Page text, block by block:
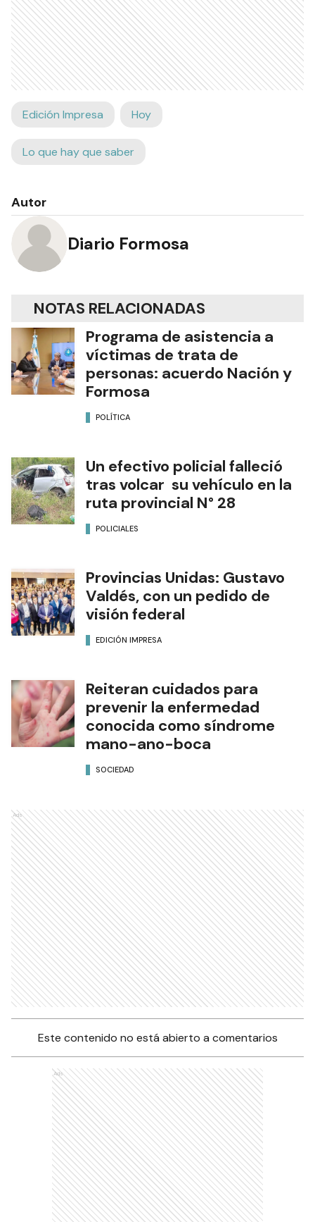
Edición Impresa Hoy
Lo que hay que saber
Autor
Diario Formosa
NOTAS RELACIONADAS
Programa de asistencia a
víctimas de trata de
personas: acuerdo Nación y
Formosa
POLÍTICA
Un efectivo policial falleció
tras volcar su vehículo en la
ruta provincial N° 28
POLICIALES
Provincias Unidas: Gustavo
Valdés, con un pedido de
visión federal
EDICIÓN IMPRESA
Reiteran cuidados para
prevenir la enfermedad
conocida como síndrome
mano-ano-boca
SOCIEDAD
Ads
Este contenido no está abierto a comentarios
Ads